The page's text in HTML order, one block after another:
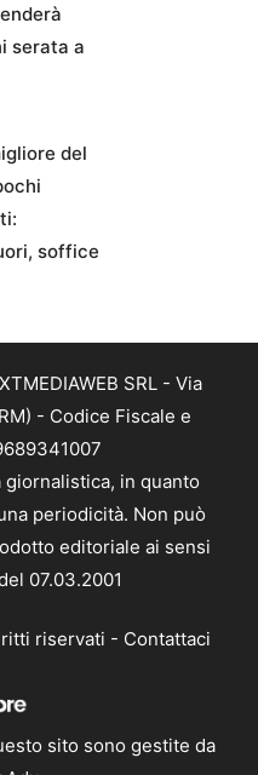
serata a
del
soffice
SRL - Via
- Codice Fiscale e
in quanto
periodicità. Non può
editoriale ai sensi
07.03.2001
riservati - Contattaci
sito sono gestite da